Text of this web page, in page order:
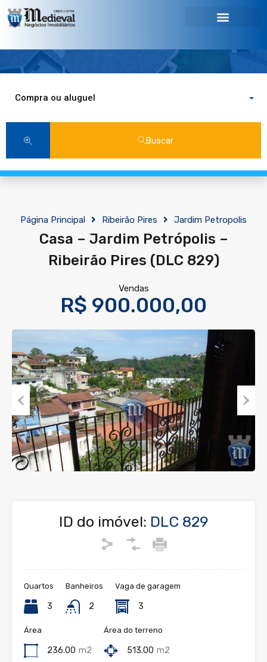
Compra ou aluguel
Buscar
Página Principal Ribeirão Pires Jardim Petropolis
Casa – Jardim Petrópolis –
Ribeirão Pires (DLC 829)
Vendas
R$ 900.000,00
Previous
ID do imóvel: DLC 829
Quartos
3
Banheiros
2
Vaga de garagem
3
Área
236.00 m2
Área do terreno
513.00 m2